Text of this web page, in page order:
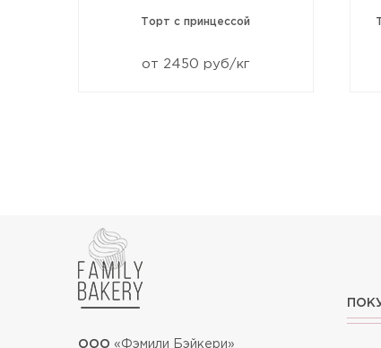
Торт с принцессой
от 2450 руб/кг
ООО «Фэмили Бэйкери»